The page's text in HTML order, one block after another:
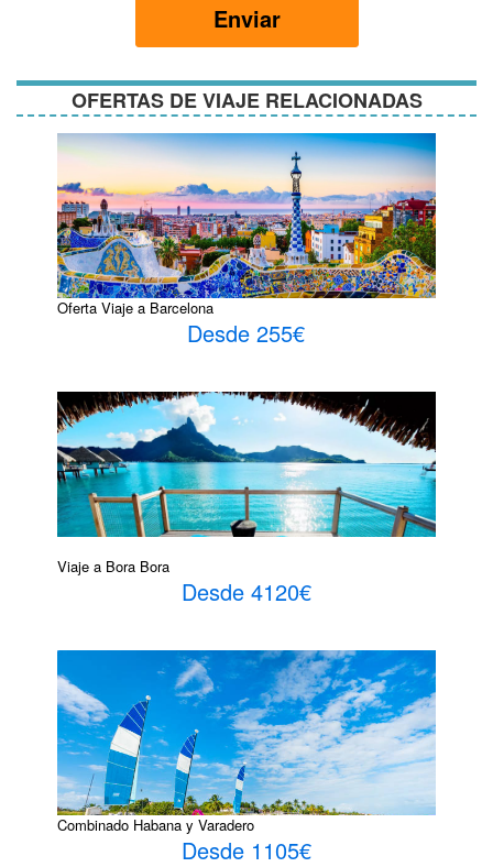
Enviar
OFERTAS DE VIAJE RELACIONADAS
Oferta Viaje a Barcelona
Desde 255€
Viaje a Bora Bora
Desde 4120€
Combinado Habana y Varadero
Desde 1105€